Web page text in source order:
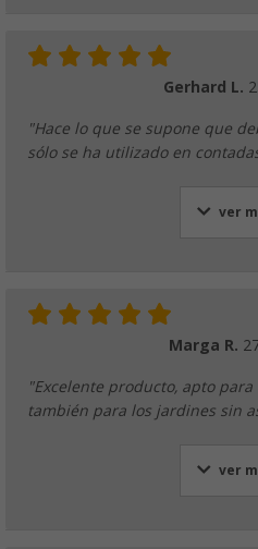
Gerhard L.
"Hace lo que se supone que
sólo se ha utilizado en
ver
Marga R.
"Excelente producto, apto
también para los jardines sin
ver